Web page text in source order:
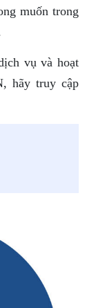
muốn trong
vụ và hoạt
hãy truy cập